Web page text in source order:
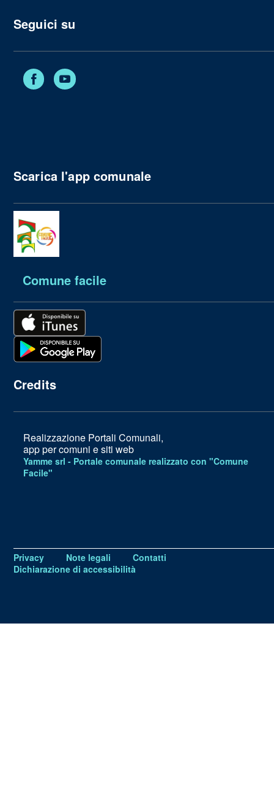
Seguici su
Facebook
Scarica l'app comunale
Comune facile
Credits
Realizzazione Portali Comunali,
app per comuni e siti web
Yamme srl - Portale comunale realizzato con "Comune
Facile"
Privacy Note legali
Contatti
Dichiarazione di accessibilità